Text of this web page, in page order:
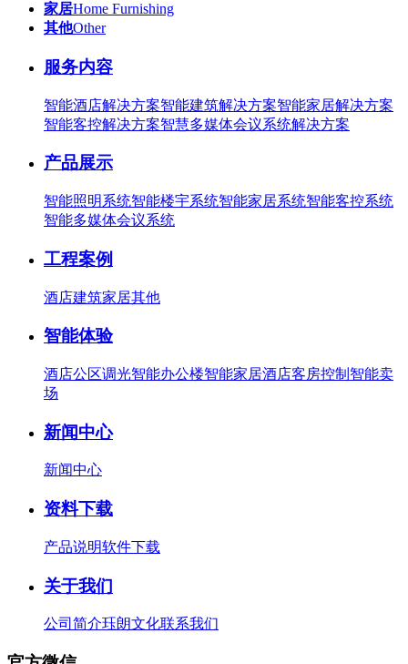
家居Home Furnishing
其他Other
服务内容
智能酒店解决方案智能建筑解决方案智能家居解决方案
智能客控解决方案智慧多媒体会议系统解决方案
产品展示
智能照明系统智能楼宇系统智能家居系统智能客控系统
智能多媒体会议系统
工程案例
酒店建筑家居其他
智能体验
酒店公区调光智能办公楼智能家居酒店客房控制 智能卖
场
新闻中心
新闻中心
资料下载
产品说明软件下载
关于我们
公司简介珏朗文化联系我们